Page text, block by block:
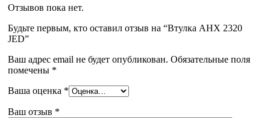
Отзывов пока нет.
Будьте первым, кто оставил отзыв на “Втулка AHX 2320
JED”
Ваш адрес email не будет опубликован. Обязательные поля
помечены *
Ваша оценка *
Ваш отзыв *